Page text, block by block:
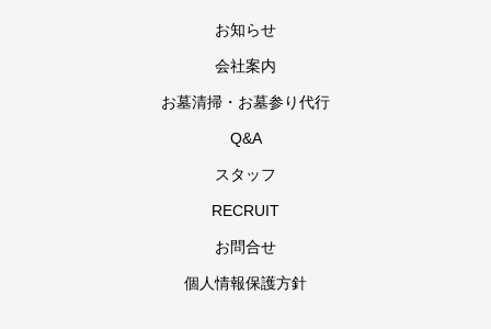
お知らせ
会社案内
お墓清掃・お墓参り代行
Q&A
スタッフ
RECRUIT
お問合せ
個人情報保護方針